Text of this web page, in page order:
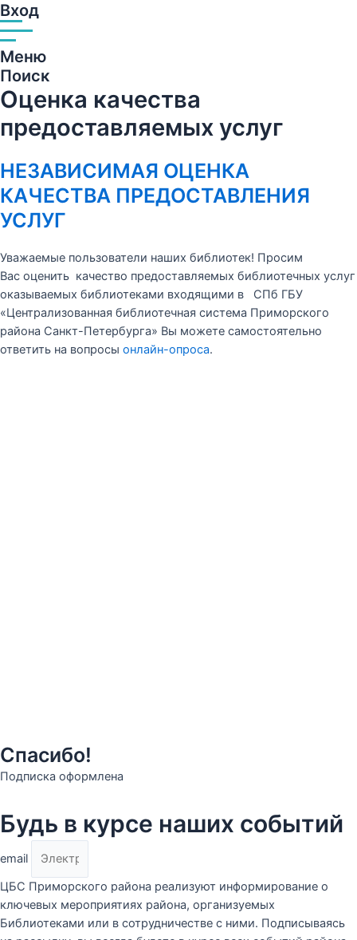
Вход
Меню
Поиск
Оценка качества
предоставляемых услуг
НЕЗАВИСИМАЯ ОЦЕНКА
КАЧЕСТВА ПРЕДОСТАВЛЕНИЯ
УСЛУГ
Уважаемые пользователи наших библиотек! Просим
Вас оценить качество предоставляемых библиотечных услуг
оказываемых библиотеками входящими в СПб ГБУ
«Централизованная библиотечная система Приморского
района Санкт-Петербурга» Вы можете самостоятельно
ответить на вопросы онлайн-опроса.
Спасибо!
Подписка оформлена
Будь в курсе наших событий
email
ЦБС Приморского района реализуют информирование о
ключевых мероприятиях района, организуемых
Библиотеками или в сотрудничестве с ними. Подписываясь